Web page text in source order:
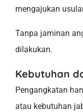
mengajukan
Tanpa jaminan
dilakukan.
Kebutuhan
Pengangkatan
atau kebutuhan